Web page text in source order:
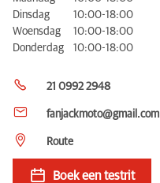
Dinsdag
10:00-18:00
Woensdag
10:00-18:00
Donderdag
10:00-18:00
21 0992 2948
fanjackmoto@gmail.com
Route
Boek een testrit